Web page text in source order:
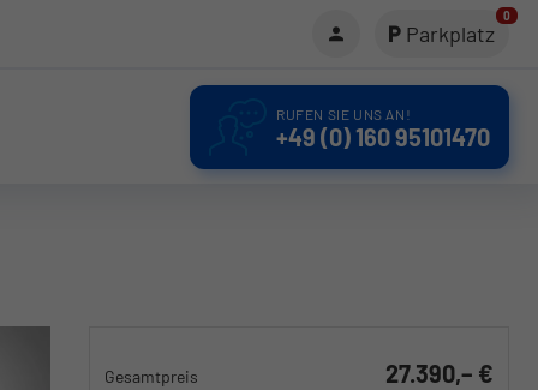
Parkplatz
0
RUFEN SIE UNS AN!
+49 (0) 160 95101470
Gesamtpreis 27.390,– €